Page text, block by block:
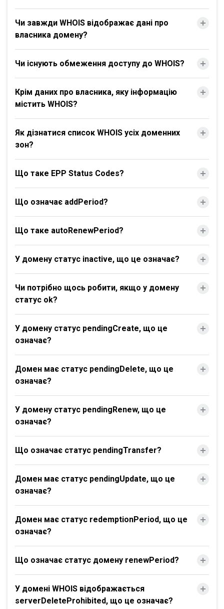
Чи завжди WHOIS відображає дані про
власника домену?
Чи існують обмеження доступу до WHOIS?
Крім даних про власника, яку інформацію
містить WHOIS?
Як дізнатися список WHOIS усіх доменних
зон?
Що таке EPP Status Codes?
Що означає addPeriod?
Що таке autoRenewPeriod?
У домену статус inactive, що це означає?
Чи потрібно щось робити, якщо у домену
статус ok?
У домену статус pendingCreate, що це
означає?
Домен має статус pendingDelete, що це
означає?
У домену статус pendingRenew, що це
означає?
Що означає статус pendingTransfer?
Домен має статус pendingUpdate, що це
означає?
Домен має статус redemptionPeriod, що це
означає?
Що означає статус домену renewPeriod?
У домені WHOIS відображається
serverDeleteProhibited, що це означає?